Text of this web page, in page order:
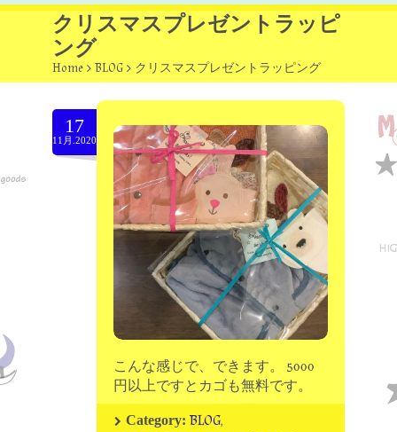
Home
about
omutucake
moon chip trip original
my account
minna kitchen komeco
contact
クリスマスプレゼントラッピ
ング
Home > BLOG > クリスマスプレゼントラッピング
17
11月.2020
こんな感じで、できます。 5000
円以上ですとカゴも無料です。
Category: BLOG,